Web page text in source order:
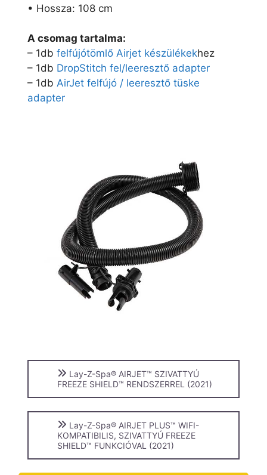
• Hossza: 108 cm
A csomag tartalma:
– 1db felfújótömlő Airjet készülékekhez
– 1db DropStitch fel/leeresztő adapter
– 1db AirJet felfújó / leeresztő tüske
adapter
Lay-Z-Spa® AIRJET™ SZIVATTYÚ
FREEZE SHIELD™ RENDSZERREL (2021)
Lay-Z-Spa® AIRJET PLUS™ WIFI-
KOMPATIBILIS, SZIVATTYÚ FREEZE
SHIELD™ FUNKCIÓVAL (2021)